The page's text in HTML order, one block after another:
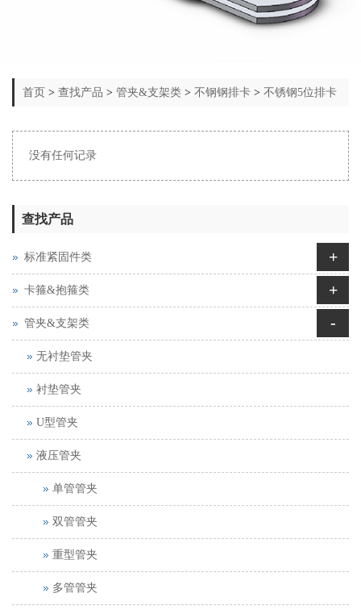
首页 > 查找产品 > 管夹&支架类 > 不钢钢排卡 > 不锈钢5位排卡
没有任何记录
查找产品
标准紧固件类 +
卡箍&抱箍类 +
管夹&支架类 -
无衬垫管夹
衬垫管夹
U型管夹
液压管夹
单管管夹
双管管夹
重型管夹
多管管夹